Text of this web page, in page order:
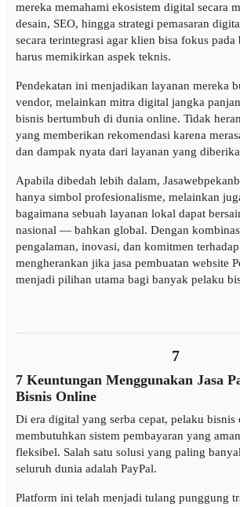
mereka memahami ekosistem digital secara
desain, SEO, hingga strategi pemasaran
secara terintegrasi agar klien bisa fokus pada
harus memikirkan aspek teknis.
Pendekatan ini menjadikan layanan mereka
vendor, melainkan mitra digital jangka
bisnis bertumbuh di dunia online. Tidak
yang memberikan rekomendasi karena
dan dampak nyata dari layanan yang
Apabila dibedah lebih dalam,
hanya simbol profesionalisme, melainkan
bagaimana sebuah layanan lokal dapat
nasional — bahkan global. Dengan
pengalaman, inovasi, dan komitmen
mengherankan jika jasa pembuatan website
menjadi pilihan utama bagi banyak pelaku
7
7 Keuntungan Menggunakan Jasa
Bisnis Online
Di era digital yang serba cepat, pelaku bisnis
membutuhkan sistem pembayaran yang
fleksibel. Salah satu solusi yang paling
seluruh dunia adalah PayPal.
Platform ini telah menjadi tulang punggung